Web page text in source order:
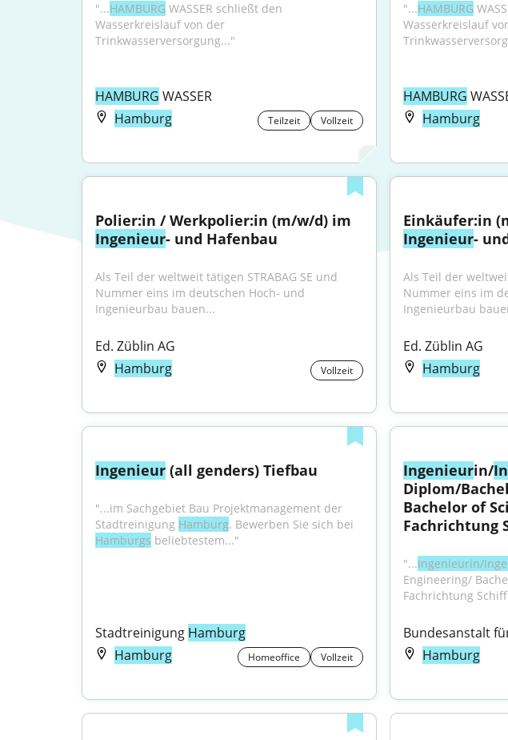
"...HAMBURG WASSER schließt den
Wasserkreislauf von der
Trinkwasserversorgung..."
HAMBURG WASSER
Hamburg
Teilzeit Vollzeit
"...HAMBURG
Wasserkreislauf
HAMBURG
Hamburg
Ingenieur- und Hafenbau
Als Teil der weltweit tätigen STRABAG SE und
Nummer eins im deutschen Hoch- und
Ingenieurbau bauen...
Ed. Züblin AG
Hamburg
Vollzeit
Ingenieur-
Als Teil der
Nummer eins im
Ingenieurbau
Ed. Züblin AG
Hamburg
Ingenieur (all genders) Tiefbau
"...im Sachgebiet Bau Projektmanagement der
Stadtreinigung Hamburg
Hamburgs beliebtestem..."
Stadtreinigung Hamburg
Hamburg
Homeoffice Vollzeit
Ingenieurin/
Diplom/
Bachelor of
Fachrichtung
"...Ingenieurin/
Engineering/
Fachrichtung
Bundesanstalt
Hamburg